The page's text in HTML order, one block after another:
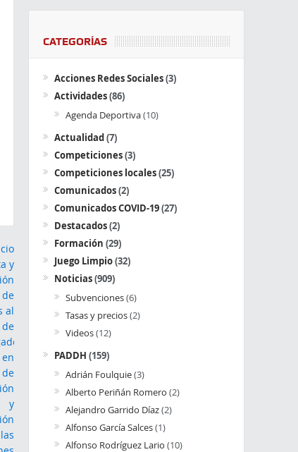
CATEGORÍAS
Acciones Redes Sociales(3)
Actividades(86)
Agenda Deportiva(10)
Actualidad(7)
Competiciones(3)
Competiciones locales(25)
Comunicados(2)
Comunicados COVID-19(27)
Destacados(2)
Formación (29)
Juego Limpio(32)
Noticias(909)
Subvenciones(6)
Tasas y precios(2)
Videos(12)
PADDH (159)
Adrián Foulquie(3)
Alberto Periñán Romero (2)
Alejandro Garrido Díaz(2)
Alfonso García Salces(1)
Alfonso Rodríguez Lario (10)